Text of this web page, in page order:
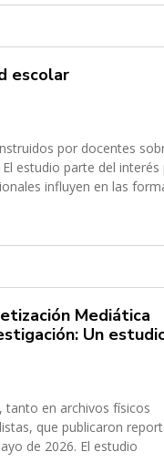
escolar
por docentes
estudio parte del interés
influyen en las
Mediática
Un
tanto en archivos físicos
que publicaron
El estudio